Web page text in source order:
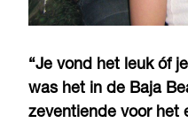
“Je vond het leuk óf
was het in de Baja
zeventiende voor het